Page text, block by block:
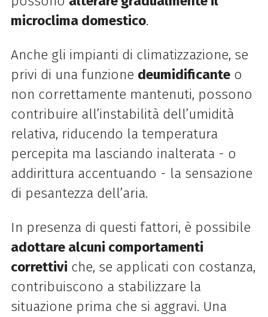
microclima domestico.
Anche gli impianti di climatizzazione, se
privi di una funzione deumidificanteo
non correttamente mantenuti, possono
contribuire all’instabilità dell’umidità
relativa, riducendo la temperatura
percepita ma lasciando inalterata - o
addirittura accentuando - la sensazione
di pesantezza dell’aria.
In presenza di questi fattori, è possibile
adottare alcuni comportamenti
correttivi che, se applicati con costanza,
contribuiscono a stabilizzare la
situazione prima che si aggravi. Una